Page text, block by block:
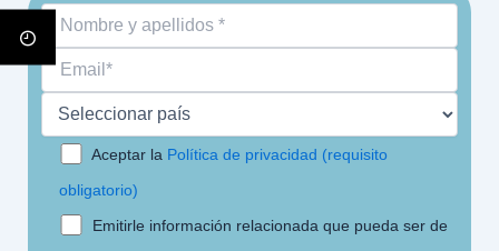
Aceptar la Política de privacidad (requisito
obligatorio)
Emitirle información relacionada que pueda ser de